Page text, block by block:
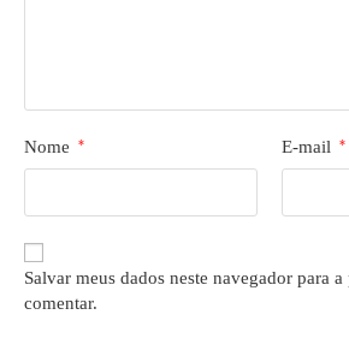
Nome * E-mail *
Salvar meus dados neste navegador para
comentar.